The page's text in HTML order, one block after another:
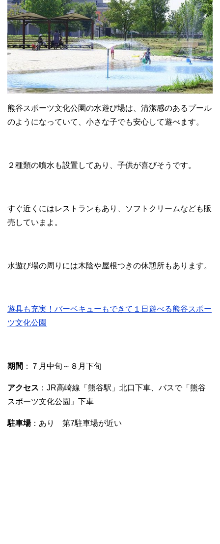
熊谷スポーツ文化公園の水遊び場は、清潔感のあるプール
のようになっていて、小さな子でも安心して遊べます。
２種類の噴水も設置してあり、子供が喜びそうです。
すぐ近くにはレストランもあり、ソフトクリームなども販
売していまよ。
水遊び場の周りには木陰や屋根つきの休憩所もあります。
遊具も充実！バーベキューもできて１日遊べる熊谷スポー
ツ文化公園
期間 ：７月中旬～８月下旬
アクセス ：JR高崎線「熊谷駅」北口下車、バスで「熊谷
スポーツ文化公園」下車
駐車場：あり 第7駐車場が近い